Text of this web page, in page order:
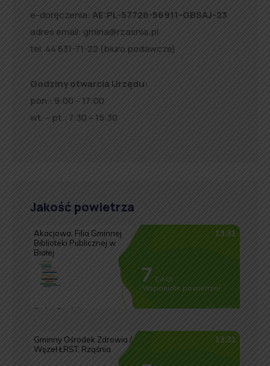
e-doręczenia: AE:PL-57726-56911-GBSAJ-23
adres email: gmina@rzasnia.pl
tel. 44 631-71-22 (biuro podawcze)
Godziny otwarcia Urzędu:
pon.: 9:00 – 17:00
wt. – pt.: 7:30 – 15:30
Jakość powietrza